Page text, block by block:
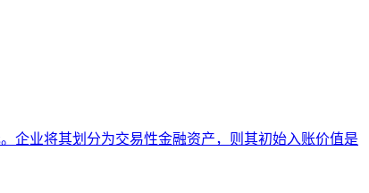
企业将其划分为交易性金融资产，则其初始入账价值是